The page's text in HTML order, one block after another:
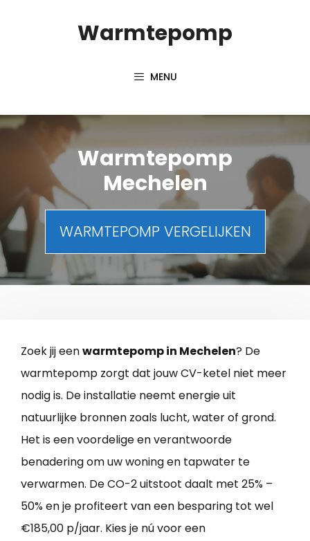
Warmtepomp
MENU
Warmtepomp
Mechelen
WARMTEPOMP VERGELIJKEN
Zoek jij eenwarmtepomp in Mechelen? De
warmtepomp zorgt dat jouw CV-ketel niet meer
nodig is. De installatie neemt energie uit
natuurlijke bronnen zoals lucht, water of grond.
Het is een voordelige en verantwoorde
benadering om uw woning en tapwater te
verwarmen. De CO-2 uitstoot daalt met 25% –
50% en je profiteert van een besparing tot wel
€185,00 p/jaar. Kies je nú voor een